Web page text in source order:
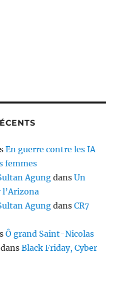
En guerre contre les IA
femmes
Agung dansUn
Agung dansCR7
Ô grand Saint-Nicolas
dansBlack Friday, Cyber